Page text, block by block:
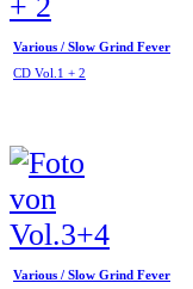
Various / Slow Grind Fever
CD Vol.1 + 2
Various / Slow Grind Fever